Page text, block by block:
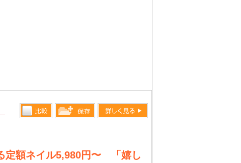
します
定額ネイル5,980円〜 「嬉し